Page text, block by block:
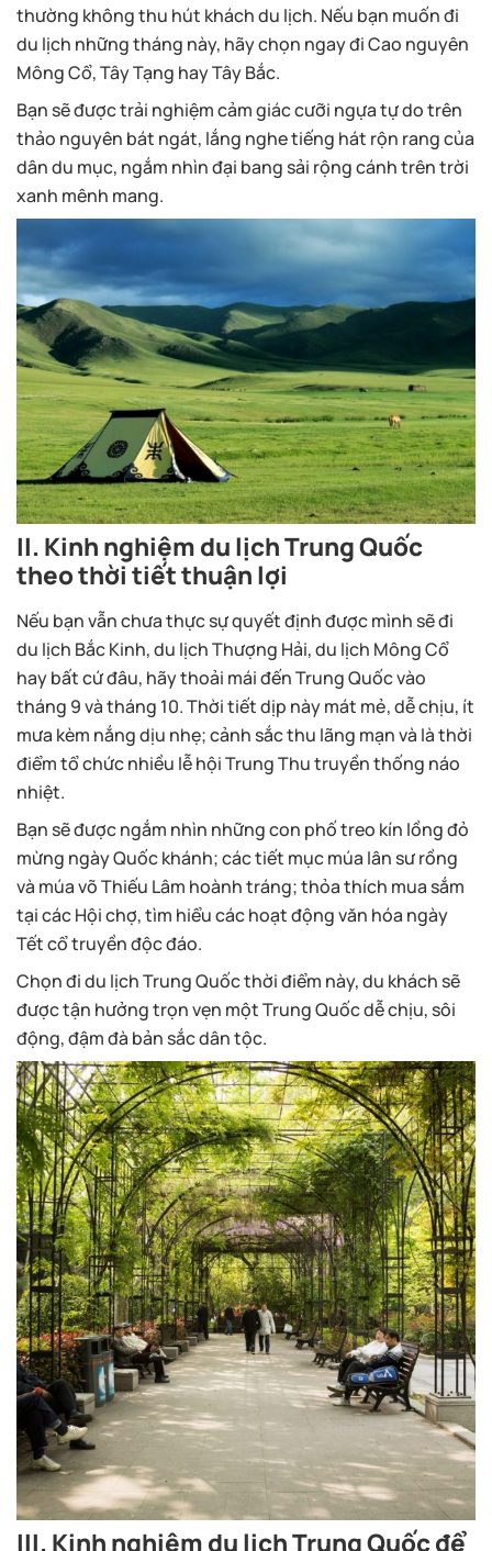
thường không thu hút khách du lịch. Nếu bạn muốn đi
du lịch những tháng này, hãy chọn ngay đi Cao nguyên
Mông Cổ, Tây Tạng hay Tây Bắc.
Bạn sẽ được trải nghiệm cảm giác cưỡi ngựa tự do trên
thảo nguyên bát ngát, lắng nghe tiếng hát rộn rang của
dân du mục, ngắm nhìn đại bang sải rộng cánh trên trời
xanh mênh mang.
II. Kinh nghiệm du lịch Trung Quốc
theo thời tiết thuận lợi
Nếu bạn vẫn chưa thực sự quyết định được mình sẽ đi
du lịch Bắc Kinh, du lịch Thượng Hải, du lịch Mông Cổ
hay bất cứ đâu, hãy thoải mái đến Trung Quốc vào
tháng 9 và tháng 10. Thời tiết dịp này mát mẻ, dễ chịu, ít
mưa kèm nắng dịu nhẹ; cảnh sắc thu lãng mạn và là thời
điểm tổ chức nhiều lễ hội Trung Thu truyền thống náo
nhiệt.
Bạn sẽ được ngắm nhìn những con phố treo kín lồng đỏ
mừng ngày Quốc khánh; các tiết mục múa lân sư rồng
và múa võ Thiếu Lâm hoành tráng; thỏa thích mua sắm
tại các Hội chợ, tìm hiểu các hoạt động văn hóa ngày
Tết cổ truyền độc đáo.
Chọn đi du lịch Trung Quốc thời điểm này, du khách sẽ
được tận hưởng trọn vẹn một Trung Quốc dễ chịu, sôi
động, đậm đà bản sắc dân tộc.
III. Kinh nghiệm du lịch Trung Quốc để